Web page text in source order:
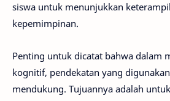
siswa untuk menunjukkan
kepemimpinan.
Penting untuk dicatat bahwa dalam
kognitif, pendekatan yang
mendukung. Tujuannya adalah